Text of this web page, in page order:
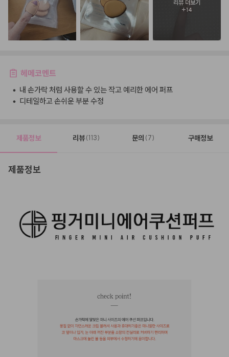
리뷰 더보기
+14
헤메코멘트
• 내 손가락 처럼 사용할 수 있는 작고 예리한 에어 퍼프
• 디테일하고 손쉬운 부분 수정
제품정보 리뷰 (113) 문의 (7) 구매정보
제품정보